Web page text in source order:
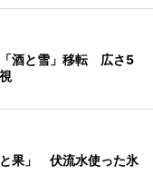
酒と雪」移転 広さ5
果」 伏流水使った氷